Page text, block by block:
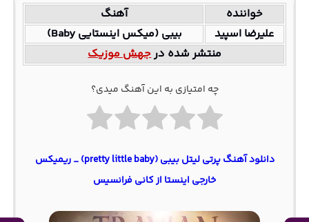
خواننده
آهنگ
علیرضا اسپید
بیبی (میکس اینستایی Baby)
منتشر شده درجهش موزیک
چه امتیازی به این آهنگ میدی؟
دانلود آهنگ پرتی لیتل بیبی (pretty little baby) _ ریمیکس
خارجی اینستا از کانی فرانسیس